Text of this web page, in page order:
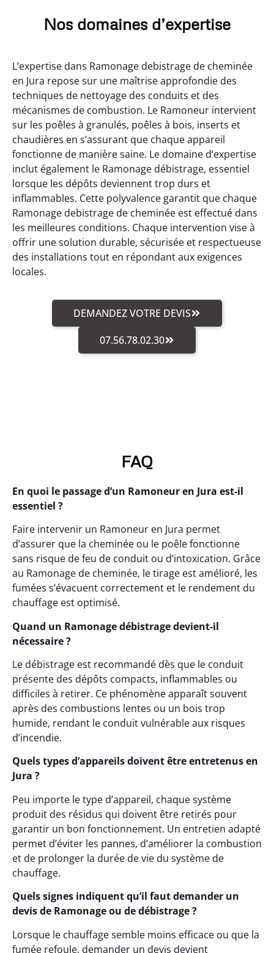
Nos domaines d’expertise
L’expertise dans Ramonage debistrage de cheminée
en Jura repose sur une maîtrise approfondie des
techniques de nettoyage des conduits et des
mécanismes de combustion. Le Ramoneur intervient
sur les poêles à granulés, poêles à bois, inserts et
chaudières en s’assurant que chaque appareil
fonctionne de manière saine. Le domaine d’expertise
inclut également le Ramonage débistrage, essentiel
lorsque les dépôts deviennent trop durs et
inflammables. Cette polyvalence garantit que chaque
Ramonage debistrage de cheminée est effectué dans
les meilleures conditions. Chaque intervention vise à
offrir une solution durable, sécurisée et respectueuse
des installations tout en répondant aux exigences
locales.
DEMANDEZ VOTRE DEVIS
07.56.78.02.30
FAQ
En quoi le passage d’un Ramoneur en Jura est-il
essentiel ?
Faire intervenir un Ramoneur en Jura permet
d’assurer que la cheminée ou le poêle fonctionne
sans risque de feu de conduit ou d’intoxication. Grâce
au Ramonage de cheminée, le tirage est amélioré, les
fumées s’évacuent correctement et le rendement du
chauffage est optimisé.
Quand un Ramonage débistrage devient-il
nécessaire ?
Le débistrage est recommandé dès que le conduit
présente des dépôts compacts, inflammables ou
difficiles à retirer. Ce phénomène apparaît souvent
après des combustions lentes ou un bois trop
humide, rendant le conduit vulnérable aux risques
d’incendie.
Quels types d’appareils doivent être entretenus en
Jura ?
Peu importe le type d’appareil, chaque système
produit des résidus qui doivent être retirés pour
garantir un bon fonctionnement. Un entretien adapté
permet d’éviter les pannes, d’améliorer la combustion
et de prolonger la durée de vie du système de
chauffage.
Quels signes indiquent qu’il faut demander un
devis de Ramonage ou de débistrage ?
Lorsque le chauffage semble moins efficace ou que la
fumée refoule, demander un devis devient